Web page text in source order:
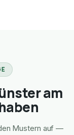
am
Mustern auf —